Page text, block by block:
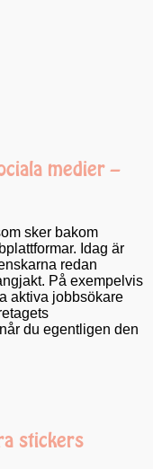
medier –
sker bakom
Idag är
redan
På exempelvis
aktiva jobbsökare
du egentligen den
stickers